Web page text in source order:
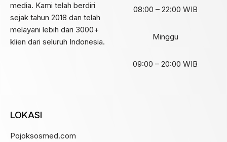
media. Kami telah berdiri
sejak tahun 2018 dan telah
melayani lebih dari 3000+
klien dari seluruh Indonesia.
08:00 – 22:00 WIB
Minggu
09:00 – 20:00 WIB
LOKASI
Pojoksosmed.com